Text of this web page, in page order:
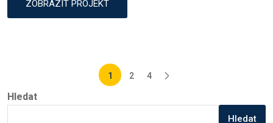
ZOBRAZIT PROJEKT
Stránkování
příspěvků
1 2 4
Hledat
Hledat